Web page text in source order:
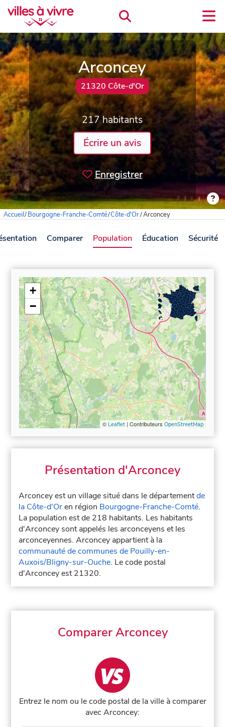
Arconcey
21320 Côte-d'Or
217 habitants
Écrire un avis
Enregistrer
Accueil/Bourgogne-Franche-Comté/Côte-d'Or/Arconcey
Comparer Population Éducation Sécurité
+
−
© Leaflet| Contributeurs OpenStreetMap
Présentation d'Arconcey
Arconcey est un village situé dans le départementde
la Côte-d'Oren région Bourgogne-Franche-Comté.
La population est de 218 habitants. Les habitants
d'Arconcey sont appelés les arconceyens et les
arconceyennes. Arconcey appartient à la
communauté de communes de Pouilly-en-
Auxois/Bligny-sur-Ouche. Le code postal
d'Arconcey est 21320.
Comparer Arconcey
Entrez le nom ou le code postal de la ville à comparer
avec Arconcey: